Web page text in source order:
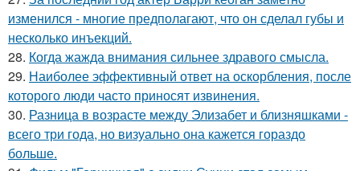
изменился - многие предполагают, что он сделал губы и
несколько инъекций.
28. Когда жажда внимания сильнее здравого смысла.
29. Наиболее эффективный ответ на оскорбления, после
которого люди часто приносят извинения.
30. Разница в возрасте между Элизабет и близняшками -
всего три года, но визуально она кажется гораздо
больше.